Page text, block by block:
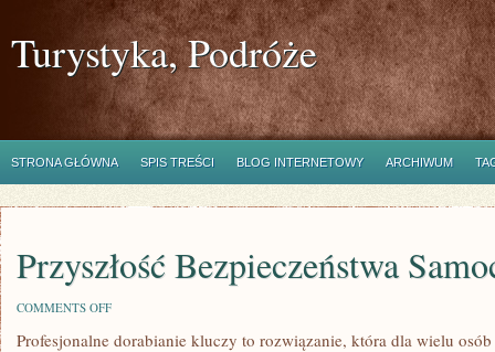
Turystyka, Podróże
STRONA GŁÓWNA SPIS TREŚCI BLOG INTERNETOWY ARCHIWUM
Przyszłość Bezpieczeństwa
COMMENTS OFFON
BEZPIECZEŃSTWA
Profesjonalne dorabianie kluczy to rozwiązanie, która dla wielu